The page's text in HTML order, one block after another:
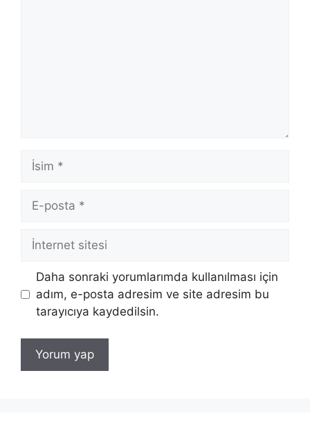
İsim
posta
İnternet
Daha sonraki yorumlarımda kullanılması için
adım, e-posta adresim ve site adresim bu
tarayıcıya kaydedilsin.